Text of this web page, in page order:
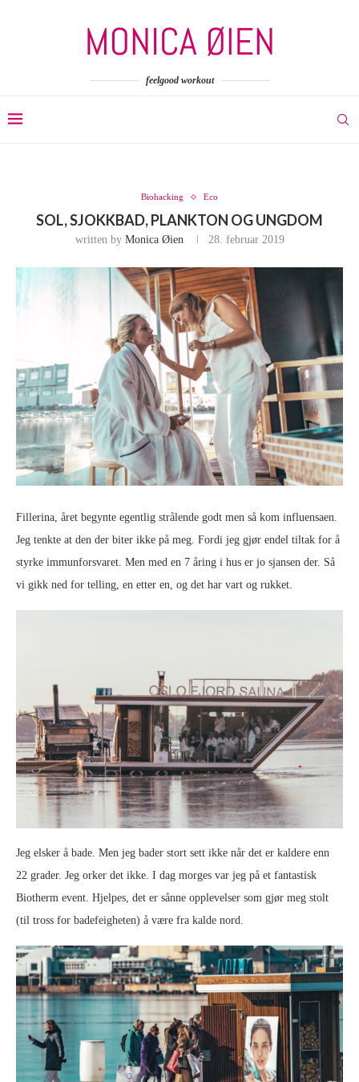
feelgood workout
Biohacking Eco
SOL, SJOKKBAD, PLANKTON OG UNGDOM
written by Monica Øien 28. februar 2019
Fillerina, året begynte egentlig strålende godt men så kom influensaen.
Jeg tenkte at den der biter ikke på meg. Fordi jeg gjør endel tiltak for å
styrke immunforsvaret. Men med en 7 åring i hus er jo sjansen der. Så
vi gikk ned for telling, en etter en, og det har vart og rukket.
Jeg elsker å bade. Men jeg bader stort sett ikke når det er kaldere enn
22 grader. Jeg orker det ikke. I dag morges var jeg på et fantastisk
Biotherm event. Hjelpes, det er sånne opplevelser som gjør meg stolt
(til tross for badefeigheten) å være fra kalde nord.